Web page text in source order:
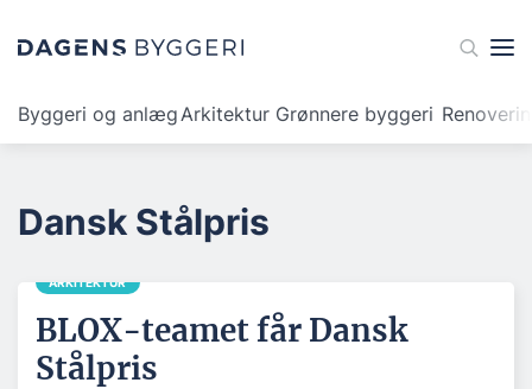
Byggeri og anlægArkitektur Grønnere byggeri
Dansk Stålpris
ARKITEKTUR
BLOX-teamet får Dansk
Stålpris